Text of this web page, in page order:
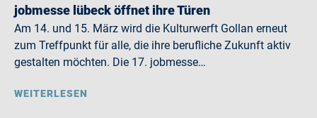
jobmesse lübeck öffnet ihre Türen
Am 14. und 15. März wird die Kulturwerft Gollan erneut
zum Treffpunkt für alle, die ihre berufliche Zukunft aktiv
gestalten möchten. Die 17. jobmesse…
WEITERLESEN